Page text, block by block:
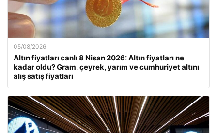
05/08/2026
Altın fiyatları canlı 8 Nisan 2026: Altın fiyatları ne
kadar oldu? Gram, çeyrek, yarım ve cumhuriyet altını
alış satış fiyatları